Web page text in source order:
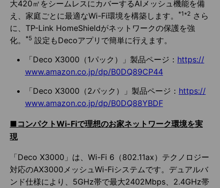
大420㎡をシームレスにカバーするAIメッシュ機能を備
え、家庭ごとに最適なWi-Fi環境を構築します。
*1*2 さら
に、TP-Link HomeShieldがネットワークの保護を強
化。
*5 設定もDecoアプリで簡単に行えます。
「Deco X3000（1パック）」製品ページ： https://
www.amazon.co.jp/dp/B0DQ89CP44
「Deco X3000（2パック）」製品ページ： https://
www.amazon.co.jp/dp/B0DQ88YBDF
■コンパクトWi-Fiで理想のお家ネットワーク環境を実
現
「Deco X3000」は、Wi-Fi 6（802.11ax）テクノロジー
対応のAX3000メッシュWi-Fiシステムです。デュアルバ
ンド仕様により、5GHz帯で最大2402Mbps、2.4GHz帯